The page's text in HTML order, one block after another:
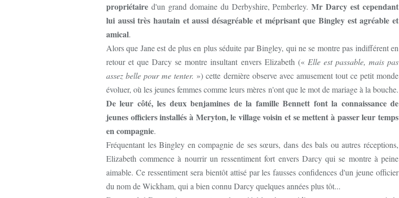
propriétaire d'un grand domaine du Derbyshire, Pemberley.Mr Darcy est cependant
lui aussi très hautain et aussi désagréable et méprisant que Bingley est agréable et
amical.
Alors que Jane est de plus en plus séduite par Bingley, qui ne se montre pas indifférent en
retour et que Darcy se montre insultant envers Elizabeth (« Elle est passable, mais pas
assez belle pour me tenter. ») cette dernière observe avec amusement tout ce petit monde
évoluer, où les jeunes femmes comme leurs mères n'ont que le mot de mariage à la bouche.
De leur côté, les deux benjamines de la famille Bennett font la connaissance de
jeunes officiers installés à Meryton, le village voisin et se mettent à passer leur temps
en compagnie.
Fréquentant les Bingley en compagnie de ses sœurs, dans des bals ou autres réceptions,
Elizabeth commence à nourrir un ressentiment fort envers Darcy qui se montre à peine
aimable. Ce ressentiment sera bientôt attisé par les fausses confidences d'un jeune officier
du nom de Wickham, qui a bien connu Darcy quelques années plus tôt...